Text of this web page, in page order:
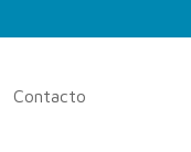
Contacto